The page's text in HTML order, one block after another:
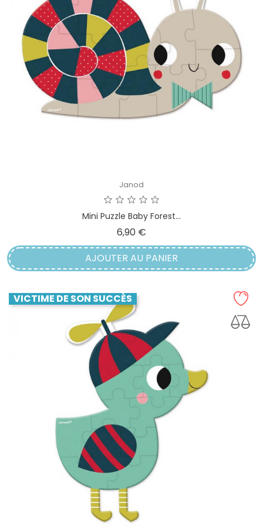
Janod
Mini Puzzle Baby Forest...
6,90 €
AJOUTER AU PANIER
VICTIME DE SON SUCCÈS